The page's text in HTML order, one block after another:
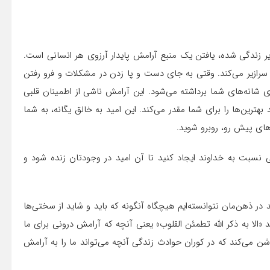
زندگی شده، یافتن یک منبع آرامش پایدار آرزوی هر انسانی است.
می‌کند. وقتی به جای دست و پا زدن در مشکلات و فرو رفتن
شانه‌های شما برداشته می‌شود. این آرامش ناشی از اطمینان قلبی
را برای شما مقدر می‌کند. این امید به خالق یگانه، به شما
پیش رو، روبرو شوید.
نسبت به خداوند ایجاد کنید تا آن امید در وجودتان زنده شود و
ذهن‌مان نتوانسته‌ایم هیچگاه آنگونه که باید و شاید از سختی‌ها
به ذکر الله تطمئن القلوب» یعنی آنچه که آرامش درونی برای ما
می‌کند که در کوران حوادث زندگی آنچه می‌تواند ما را به آرامش